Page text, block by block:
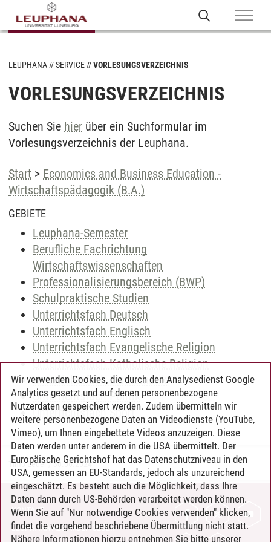
LEUPHANA SERVICE VORLESUNGSVERZEICHNIS
VORLESUNGSVERZEICHNIS
Suchen Sie hier über ein Suchformular im
Vorlesungsverzeichnis der Leuphana.
Start > Economics and Business Education -
Wirtschaftspädagogik (B.A.)
GEBIETE
Leuphana-Semester
Berufliche Fachrichtung
Wirtschaftswissenschaften
Professionalisierungsbereich (BWP)
Schulpraktische Studien
Unterrichtsfach Deutsch
Unterrichtsfach Englisch
Unterrichtsfach Evangelische Religion
Unterrichtsfach Katholische Religion
Unterrichtsfach Mathematik
Unterrichtsfach Politik
Unterrichtsfach Sport
Timo Leder/30.06.2024
KONTAKT
LEUPHANA ALS ARBEITGEBER
Wir verwenden Cookies, die durch den Analysedienst Google
Analytics gesetzt und auf denen personenbezogene
Nutzerdaten gespeichert werden. Zudem übermitteln wir
weitere personenbezogene Daten an Videodienste (YouTube,
Vimeo), um Ihnen eingebettete Videos anzuzeigen. Diese
Daten werden unter anderem in die USA übermittelt. Der
Europäische Gerichtshof hat das Datenschutzniveau in den
USA, gemessen an EU-Standards, jedoch als unzureichend
eingeschätzt. Es besteht auch die Möglichkeit, dass Ihre
Daten dann durch US-Behörden verarbeitet werden können.
Wenn Sie auf "Nur notwendige Cookies verwenden" klicken,
findet die vorgehend beschriebene Übermittlung nicht statt.
Nähere Informationen hierzu entnehmen Sie bitte unserer